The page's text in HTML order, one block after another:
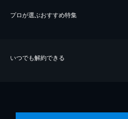
プロが選ぶおすすめ特集
いつでも解約できる